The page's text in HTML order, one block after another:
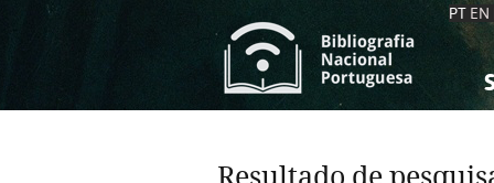
PT EN